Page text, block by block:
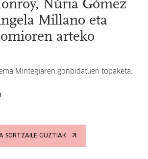
Núria Gómez
Millano eta
arteko
Mintegiaren gonbidatuen topaketa.
SORTZAILE GUZTIAK